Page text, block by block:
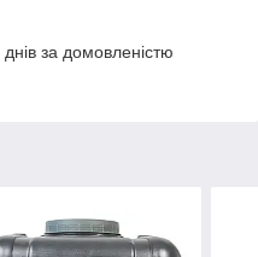
за домовленістю